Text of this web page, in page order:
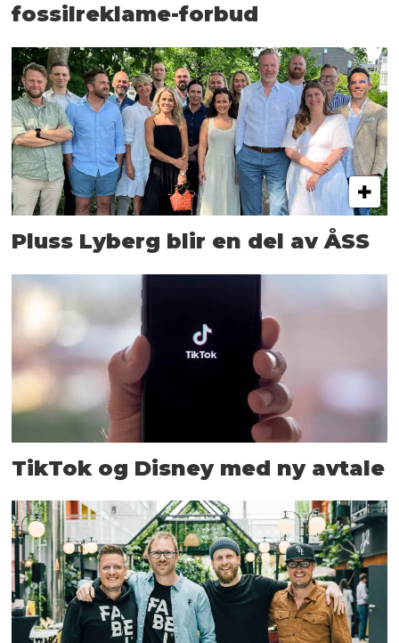
fossilreklame-forbud
Pluss Lyberg blir en del av ÅSS
TikTok og Disney med ny avtale